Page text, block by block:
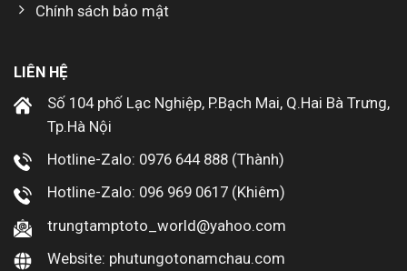
Chính sách bảo mật
LIÊN HỆ
Số 104 phố Lạc Nghiệp, P.Bạch Mai, Q.Hai Bà Trưng,
Tp.Hà Nội
Hotline-Zalo: 0976 644 888 (Thành)
Hotline-Zalo: 096 969 0617 (Khiêm)
trungtamptoto_world@yahoo.com
Website: phutungotonamchau.com